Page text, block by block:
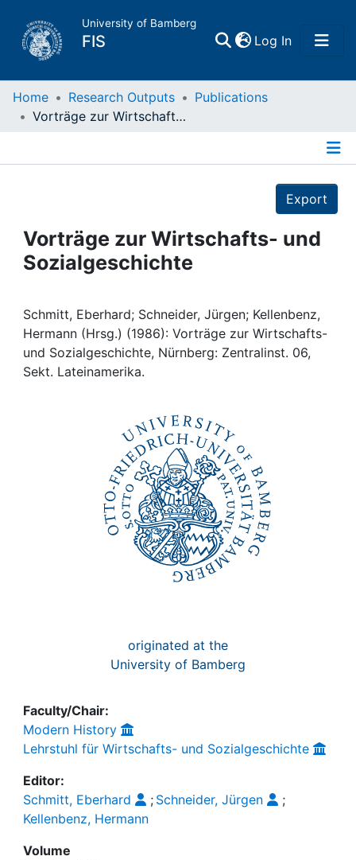
University of Bamberg
FIS Log In(current)
Home
Projects
People
Institutions
Awards
Home Research Outputs
Publications
Vorträge zur Wirtschafts- und Sozialgeschichte
Export
Vorträge zur Wirtschafts- und
Sozialgeschichte
Schmitt, Eberhard; Schneider, Jürgen; Kellenbenz,
Hermann (Hrsg.) (1986): Vorträge zur Wirtschafts-
und Sozialgeschichte, Nürnberg: Zentralinst. 06,
Sekt. Lateinamerika.
originated at the
University of Bamberg
Faculty/Chair:
Modern History
Lehrstuhl für Wirtschafts- und Sozialgeschichte
Editor:
Schmitt, Eberhard
; Schneider, Jürgen
;
Kellenbenz, Hermann
Volume